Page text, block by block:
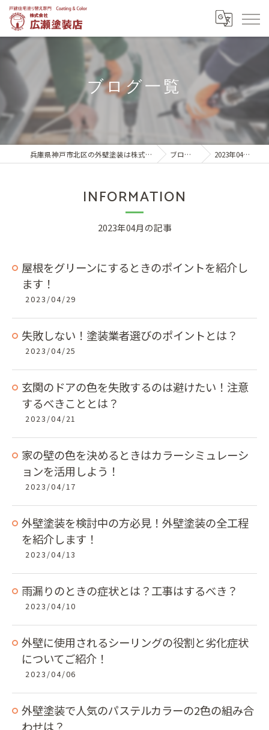
ブログ一覧
兵庫県神戸市北区の外壁塗装は株式会社広瀬塗装店 ブログ一覧 2023年04月の記事
INFORMATION
2023年04月の記事
屋根をグリーンにするときのポイントを紹介し
ます！
2023/04/29
失敗しない！塗装業者選びのポイントとは？
2023/04/25
玄関のドアの色を失敗するのは避けたい！注意
するべきこととは？
2023/04/21
家の壁の色を決めるときはカラーシミュレーシ
ョンを活用しよう！
2023/04/17
外壁塗装を検討中の方必見！外壁塗装の全工程
を紹介します！
2023/04/13
雨漏りのときの症状とは？工事はするべき？
2023/04/10
外壁に使用されるシーリングの役割と劣化症状
についてご紹介！
2023/04/06
外壁塗装で人気のパステルカラーの2色の組み合
わせは？